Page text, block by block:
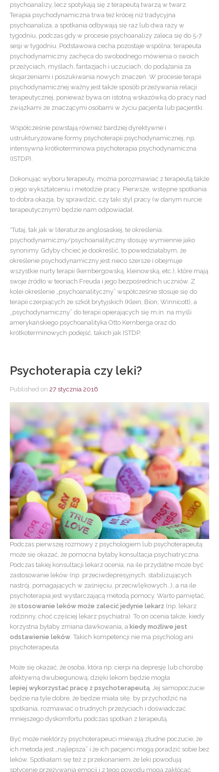
psychoanalizy, lecz spotykają się z terapeutą twarzą w twarz.
Terapia psychodynamiczna trwa też krócej niż tradycyjna
psychoanaliza, a spotkania odbywają się raz lub dwa razy w
tygodniu, podczas gdy w procesie psychoanalizy zaleca się do 5-7
sesji w tygodniu. Podstawowa cecha pozostaje wspólna: terapeuta
psychodynamiczny zachęca do swobodnego mówienia o swoich
przeżyciach, myślach, fantazjach i uczuciach, do podążania za
skojarzeniami i poszukiwania nowych znaczeń. W procesie terapii
psychodynamicznej ważny jest także sposób przeżywania relacji
terapeutycznej, ponieważ bywa on istotną wskazówką do pracy nad
związkami ze znaczącymi osobami w życiu pacjenta lub pacjentki.
Współcześnie powstają również bardziej dyrektywne i
ustrukturyzowane formy psychoterapii psychodynamicznej, np.
intensywna krótkoterminowa psychoterapia psychodynamiczna
(ISTDP).
Dokonując wyboru terapeuty, można porozmawiać z terapeutą także
o jego wykształceniu i metodzie pracy. Pierwsze, wstępne spotkania
to dobra okazja, by sprawdzić, czy taki styl pracy (w danym nurcie
terapeutycznym) będzie nam odpowiadał.
*Tutaj, tak jak w literaturze anglosaskiej, te określenia:
psychodynamiczny/psychoanalityczny stosuję wymiennie jako
synonimy. Gdyby chcieć je dookreślić, to powiedziałabym, że
określenie psychodynamiczny jest nieco szersze i obejmuje
wszystkie nurty terapii (kernbergowską, kleinowską, etc.), które mają
swoje źródło w teoriach Freuda i jego bezpośrednich uczniów. Z
kolei określenie „psychoanalityczny” współcześnie stosuje się do
terapii czerpiących ze szkół brytyjskich (Klein, Bion, Winnicott), a
„psychodynamiczny” do terapii opierających się m.in. na myśli
amerykańskiego psychoanalityka Otto Kernberga oraz do
krótkoterminowych podejść, takich jak ISTDP.
Psychoterapia czy leki?
Published on 27 stycznia 2016
Podczas pierwszej rozmowy z psychologiem lub psychoterapeutą
może się okazać, że pomocna byłaby konsultacja psychiatryczna.
Podczas takiej konsultacji lekarz ocenia, na ile przydatne może być
zastosowanie leków (np. przeciwdepresyjnych, stabilizujących
nastrój, pomagających w zaśnięciu, przeciwlękowych…), a na ile
psychoterapia jest wystarczającą metodą pomocy. Warto pamiętać,
że stosowanie leków może zalecić jedynie lekarz (np. lekarz
rodzinny, choć częściej lekarz psychiatra). To on ocenia także, kiedy
korzystna byłaby zmiana dawkowania, a kiedy możliwe jest
odstawienie leków. Takich kompetencji nie ma psycholog ani
psychoterapeuta.
Może się okazać, że osoba, która np. cierpi na depresję lub chorobę
afektywną dwubiegunową, dzięki lekom będzie mogła
lepiej wykorzystać pracę z psychoterapeutą. Jej samopoczucie
będzie na tyle dobre, że będzie miała siłę, by przychodzić na
spotkania, rozmawiać o trudnych przeżyciach i doświadczać
mniejszego dyskomfortu podczas spotkań z terapeutą.
Być może niektórzy psychoterapeuci miewają złudne poczucie, że
ich metoda jest „najlepsza” i że ich pacjenci mogą poradzić sobie bez
leków. Spotkałam się też z przekonaniem, że leki powodują
spłycenie przeżywania emocji i z tego powodu mogą zakłócać